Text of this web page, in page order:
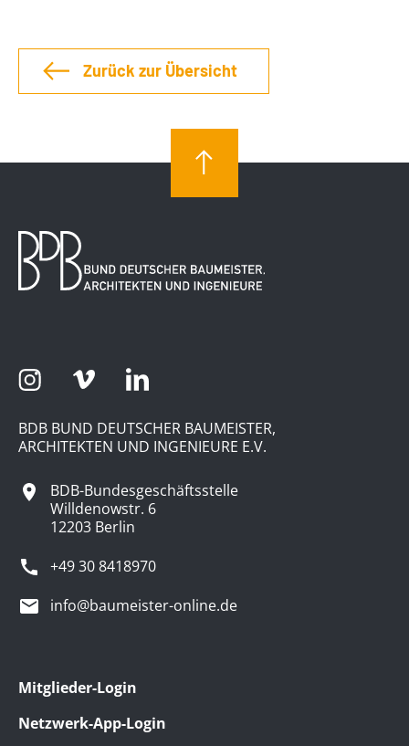
Zurück zur Übersicht
BDB BUND DEUTSCHER BAUMEISTER,
ARCHITEKTEN UND INGENIEURE E.V.
BDB-Bundesgeschäftsstelle
Willdenowstr. 6
12203 Berlin
+49 30 8418970
info@baumeister-online.de
Mitglieder-Login
Netzwerk-App-Login